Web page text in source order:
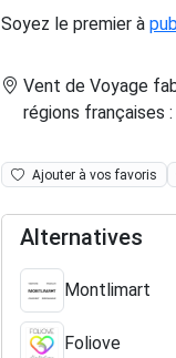
Soyez le premier à
Vent de Voyage
régions françaises
Ajouter à vos favoris
Alternatives
Montlimart
Foliove